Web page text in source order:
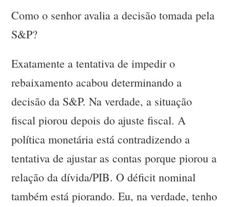
Como o senhor avalia a decisão tomada pela
S&P?
Exatamente a tentativa de impedir o
rebaixamento acabou determinando a
decisão da S&P. Na verdade, a situação
fiscal piorou depois do ajuste fiscal. A
política monetária está contradizendo a
tentativa de ajustar as contas porque piorou a
relação da dívida/PIB. O déficit nominal
também está piorando. Eu, na verdade, tenho